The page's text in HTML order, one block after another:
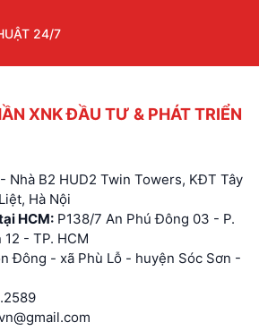
24/7
XNK ĐẦU TƯ & PHÁT TRIỂN
Nhà B2 HUD2 Twin Towers, KĐT Tây
Hà Nội
HCM: P138/7 An Phú Đông 03 - P.
- TP. HCM
Đông - xã Phù Lỗ - huyện Sóc Sơn -